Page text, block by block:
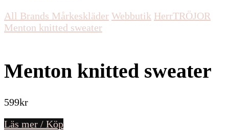
All Brands Mårkeskläder Webbutik HerrTRÖJOR
Menton knitted sweater
Menton knitted sweater
599kr
Läs mer / Köp